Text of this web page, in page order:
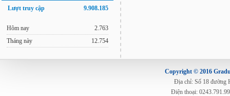
Lượt truy cập 9.908.185
Hôm nay
Tháng này
2.763
12.754
Copyright © 2016
Địa chỉ: Số 18 đường
Điện thoại: